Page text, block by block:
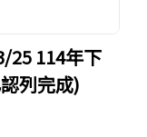
25 114年下
列完成)